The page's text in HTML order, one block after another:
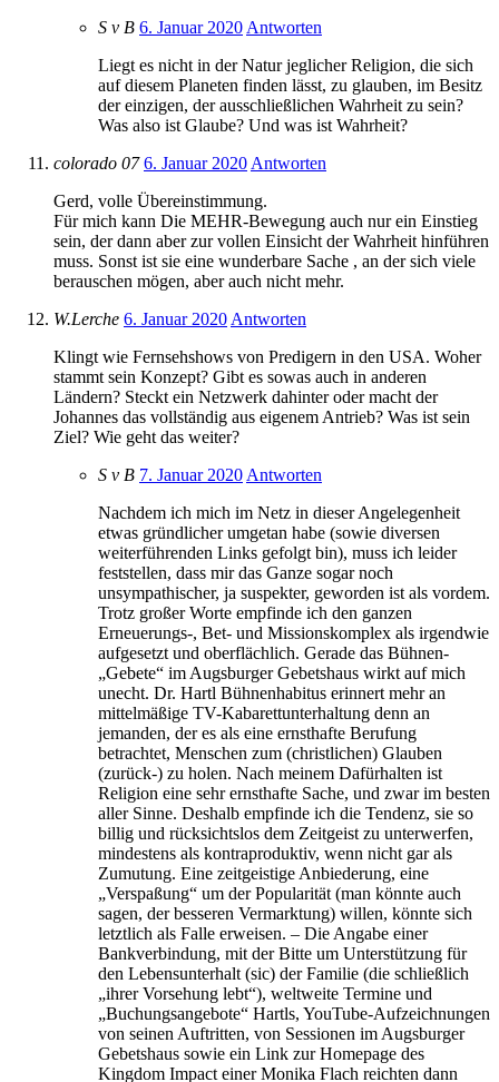
S v B 6. Januar 2020 Antworten
Liegt es nicht in der Natur jeglicher Religion, die sich
auf diesem Planeten finden lässt, zu glauben, im Besitz
der einzigen, der ausschließlichen Wahrheit zu sein?
Was also ist Glaube? Und was ist Wahrheit?
colorado 07 6. Januar 2020 Antworten
Gerd, volle Übereinstimmung.
Für mich kann Die MEHR-Bewegung auch nur ein Einstieg
sein, der dann aber zur vollen Einsicht der Wahrheit hinführen
muss. Sonst ist sie eine wunderbare Sache , an der sich viele
berauschen mögen, aber auch nicht mehr.
W.Lerche 6. Januar 2020 Antworten
Klingt wie Fernsehshows von Predigern in den USA. Woher
stammt sein Konzept? Gibt es sowas auch in anderen
Ländern? Steckt ein Netzwerk dahinter oder macht der
Johannes das vollständig aus eigenem Antrieb? Was ist sein
Ziel? Wie geht das weiter?
S v B 7. Januar 2020 Antworten
Nachdem ich mich im Netz in dieser Angelegenheit
etwas gründlicher umgetan habe (sowie diversen
weiterführenden Links gefolgt bin), muss ich leider
feststellen, dass mir das Ganze sogar noch
unsympathischer, ja suspekter, geworden ist als vordem.
Trotz großer Worte empfinde ich den ganzen
Erneuerungs-, Bet- und Missionskomplex als irgendwie
aufgesetzt und oberflächlich. Gerade das Bühnen-
„Gebete“ im Augsburger Gebetshaus wirkt auf mich
unecht. Dr. Hartl Bühnenhabitus erinnert mehr an
mittelmäßige TV-Kabarettunterhaltung denn an
jemanden, der es als eine ernsthafte Berufung
betrachtet, Menschen zum (christlichen) Glauben
(zurück-) zu holen. Nach meinem Dafürhalten ist
Religion eine sehr ernsthafte Sache, und zwar im besten
aller Sinne. Deshalb empfinde ich die Tendenz, sie so
billig und rücksichtslos dem Zeitgeist zu unterwerfen,
mindestens als kontraproduktiv, wenn nicht gar als
Zumutung. Eine zeitgeistige Anbiederung, eine
„Verspaßung“ um der Popularität (man könnte auch
sagen, der besseren Vermarktung) willen, könnte sich
letztlich als Falle erweisen. – Die Angabe einer
Bankverbindung, mit der Bitte um Unterstützung für
den Lebensunterhalt (sic) der Familie (die schließlich
„ihrer Vorsehung lebt“), weltweite Termine und
„Buchungsangebote“ Hartls, YouTube-Aufzeichnungen
von seinen Auftritten, von Sessionen im Augsburger
Gebetshaus sowie ein Link zur Homepage des
Kingdom Impact einer Monika Flach reichten dann